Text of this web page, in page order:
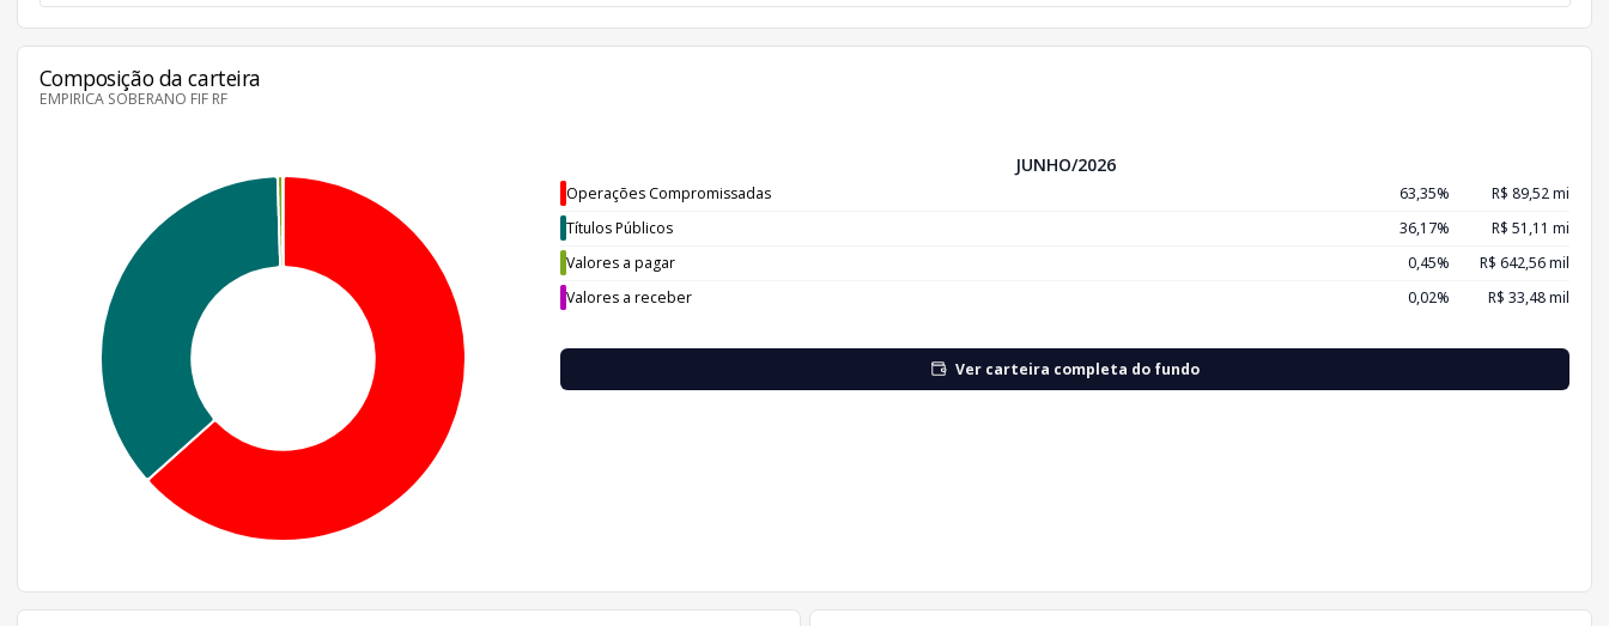
Composição da carteira
EMPIRICA SOBERANO FIF RF
JUNHO/2026
Operações Compromissadas 63,35%
R$ 89,52 mi
Títulos Públicos
36,17%
R$ 51,11 mi
Valores a pagar
0,45%
R$ 642,56 mil
Valores a receber
0,02% R$ 33,48 mil
Ver carteira completa do fundo